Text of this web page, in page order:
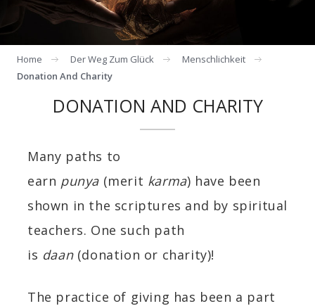
Home Der Weg Zum Glück
Menschlichkeit
Donation And Charity
DONATION AND CHARITY
Many paths to
earn punya (merit karma) have been
shown in the scriptures and by spiritual
teachers. One such path
is daan (donation or charity)!
The practice of giving has been a part